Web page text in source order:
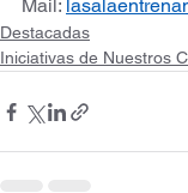
Mail:
Destacadas
Iniciativas de Nuestros